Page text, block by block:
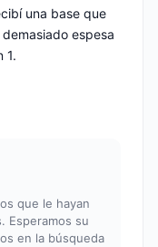
una base que
espesa
1.
que le hayan
Esperamos su
en la búsqueda